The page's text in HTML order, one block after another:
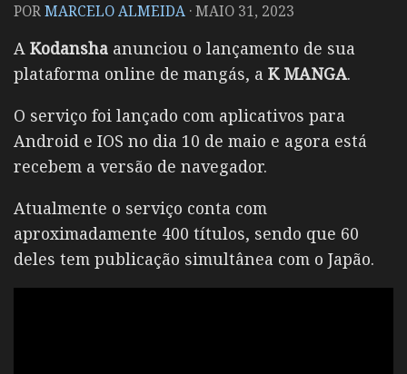
PORMARCELO ALMEIDA ·MAIO 31, 2023
A Kodansha anunciou o lançamento de sua
plataforma online de mangás, a K MANGA.
O serviço foi lançado com aplicativos para
Android e IOS no dia 10 de maio e agora está
recebem a versão de navegador.
Atualmente o serviço conta com
aproximadamente 400 títulos, sendo que 60
deles tem publicação simultânea com o Japão.